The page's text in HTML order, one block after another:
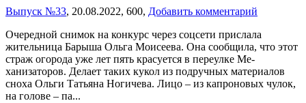
Выпуск №33, 20.08.2022, 600, Добавить комментарий
Очередной снимок на конкурс через соцсети прислала
жительница Барыша Ольга Моисеева. Она сообщила, что этот
страж огорода уже лет пять красу­ется в переулке Ме­
ханизаторов. Делает таких кукол из под­ручных материалов
сноха Ольги Татьяна Ногичева. Лицо – из капроновых чулок,
на голове – па...